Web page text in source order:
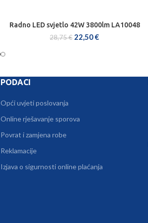
DODAJ U KOŠARICU
Radno LED svjetlo 42W 3800lm LA10048
28,75€ 22,50€
PODACI
Opći uvjeti poslovanja
Online rješavanje sporova
Povrat i zamjena robe
Reklamacije
Izjava o sigurnosti online plaćanja